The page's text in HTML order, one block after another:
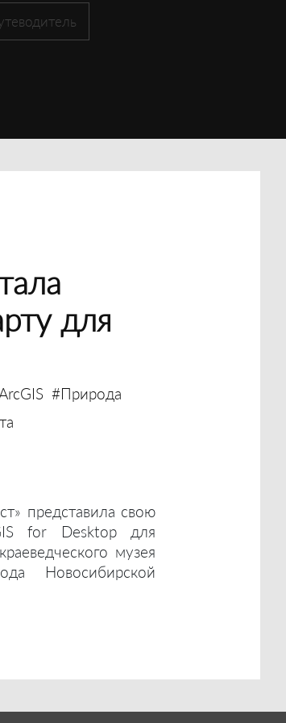
для
#Природа
представила свою
for Desktop для
музея
Новосибирской